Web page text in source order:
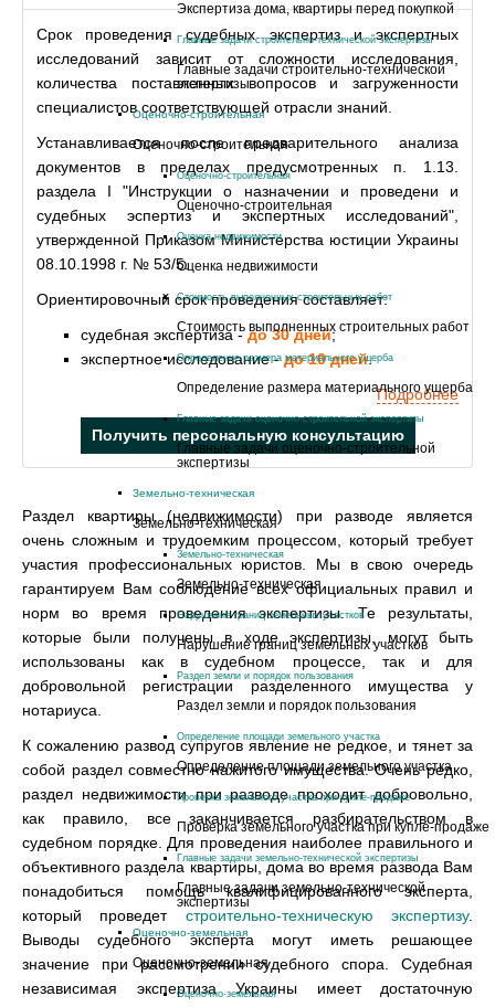
Экспертиза дома, квартиры перед покупкой
Главные задачи строительно-технической экспертизы
Главные задачи строительно-технической
экспертизы
Оценочно-строительная
Оценочно-строительная
Оценочно-строительная
Оценочно-строительная
Оценка недвижимости
Оценка недвижимости
Стоимость выполненных строительных работ
Стоимость выполненных строительных работ
Определение размера материального ущерба
Определение размера материального ущерба
Главные задачи оценочно-строительной экспертизы
Главные задачи оценочно-строительной
экспертизы
Земельно-техническая
Земельно-техническая
Земельно-техническая
Земельно-техническая
Нарушение границ земельных участков
Нарушение границ земельных участков
Раздел земли и порядок пользования
Раздел земли и порядок пользования
Определение площади земельного участка
Определение площади земельного участка
Проверка земельного участка при купле-продаже
Проверка земельного участка при купле-продаже
Главные задачи земельно-технической экспертизы
Главные задачи земельно-технической
экспертизы
Оценочно-земельная
Оценочно-земельная
Оценочно-земельная
Срок проведения судебных экспертиз и экспертных
исследований зависит от сложности исследования,
количества поставленных вопросов и загруженности
специалистов соответствующей отрасли знаний.
Устанавливается после предварительного анализа
документов в пределах предусмотренных п. 1.13.
раздела I "Инструкции о назначении и проведени и
судебных эспертиз и экспертных исследований",
утвержденной Приказом Министерства юстиции Украины
08.10.1998 г. № 53/5.
Ориентировочный срок проведения составляет:
судебная экспертиза -до 30 дней;
экспертное исследование -до 10 дней.
Подробнее
Получить персональную консультацию
Раздел квартиры (недвижимости) при разводе является
очень сложным и трудоемким процессом, который требует
участия профессиональных юристов. Мы в свою очередь
гарантируем Вам соблюдение всех официальных правил и
норм во время проведения экспертизы. Те результаты,
которые были получены в ходе экспертизы, могут быть
использованы как в судебном процессе, так и для
добровольной регистрации разделенного имущества у
нотариуса.
К сожалению развод супругов явление не редкое, и тянет за
собой раздел совместно нажитого имущества. Очень редко,
раздел недвижимости при разводе проходит добровольно,
как правило, все заканчивается разбирательством в
судебном порядке. Для проведения наиболее правильного и
объективного раздела квартиры, дома во время развода Вам
понадобиться помощь квалифицированного эксперта,
который проведет строительно-техническую экспертизу.
Выводы судебного эксперта могут иметь решающее
значение при рассмотрении судебного спора. Судебная
независимая экспертиза Украины имеет достаточную